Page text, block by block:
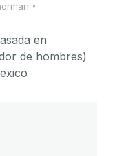
en
de hombres)